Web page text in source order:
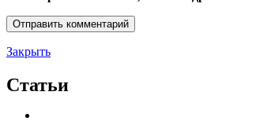
Закрыть
Статьи